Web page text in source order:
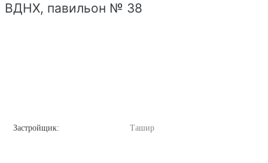
ВДНХ, павильон № 38
Застройщик: Ташир